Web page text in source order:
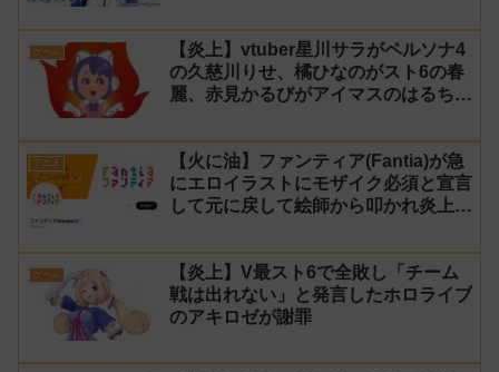
ゲーム
【炎上】vtuber星川サラがペルソナ4
の久慈川りせ、橘ひなのがスト6の春
麗、赤見かるびがアイマスのはるちは
アニメ
【火に油】ファンティア(Fantia)が急
にエロイラストにモザイク必須と宣言
して元に戻して絵師から叩かれ炎上し
ゲーム
【炎上】V最スト6で全敗し「チーム
戦は出れない」と発言したホロライブ
のアキロゼが謝罪